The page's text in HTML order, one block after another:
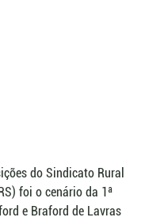
do Sindicato Rural
foi o cenário da 1ª
e Braford de Lavras